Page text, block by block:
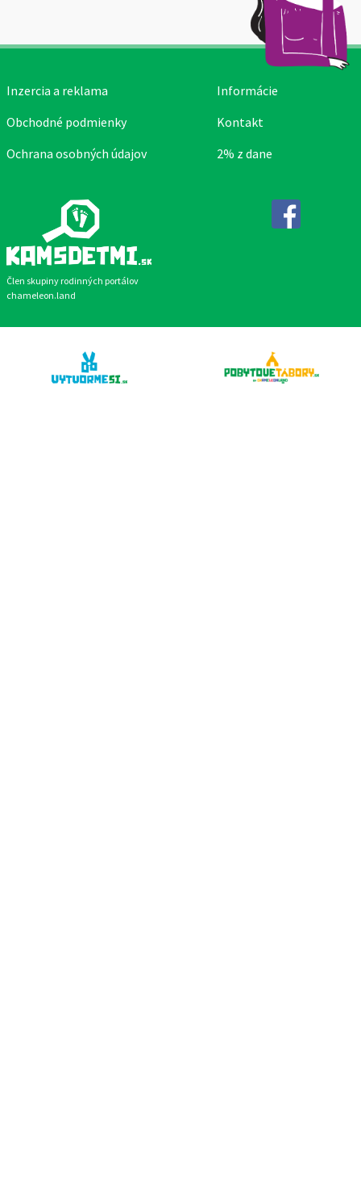
Člen skupiny rodinných portálov
chameleon.land
Inzercia a reklama
Obchodné podmienky
Ochrana osobných údajov
Informácie
Kontakt
2% z dane